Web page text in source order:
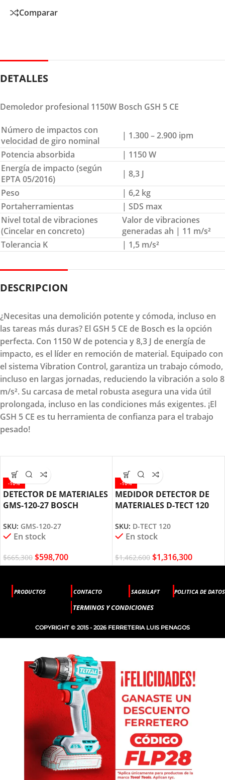
Comparar
DETALLES
Demoledor profesional 1150W Bosch GSH 5 CE
Número de impactos con
velocidad de giro nominal
| 1.300 – 2.900 ipm
Potencia absorbida
| 1150 W
Energía de impacto (según
EPTA 05/2016)
| 8,3 J
Peso
| 6,2 kg
Portaherramientas
| SDS max
Nivel total de vibraciones
(Cincelar en concreto)
Valor de vibraciones
generadas ah | 11 m/s²
Tolerancia K
| 1,5 m/s²
DESCRIPCION
¿Necesitas una demolición potente y cómoda, incluso en
las tareas más duras? El GSH 5 CE de Bosch es la opción
perfecta. Con 1150 W de potencia y 8,3 J de energía de
impacto, es el líder en remoción de material. Equipado con
el sistema Vibration Control, garantiza un trabajo cómodo,
incluso en largas jornadas, reduciendo la vibración a solo 8
m/s². Su carcasa de metal robusta asegura una vida útil
prolongada, incluso en las condiciones más exigentes. ¡El
GSH 5 CE es tu herramienta de confianza para el trabajo
pesado!
-10%
DETECTOR DE MATERIALES
GMS-120-27 BOSCH
SKU: GMS-120-27
En stock
$665,300 $598,700
-10%
MEDIDOR DETECTOR DE
MATERIALES D-TECT 120
SKU: D-TECT 120
En stock
$1,462,600 $1,316,300
PRODUCTOS CONTACTO SAGRILAFT POLITICA DE DATOS
TERMINOS Y CONDICIONES
COPYRIGHT © 2015 - 2026 FERRETERIA LUIS PENAGOS